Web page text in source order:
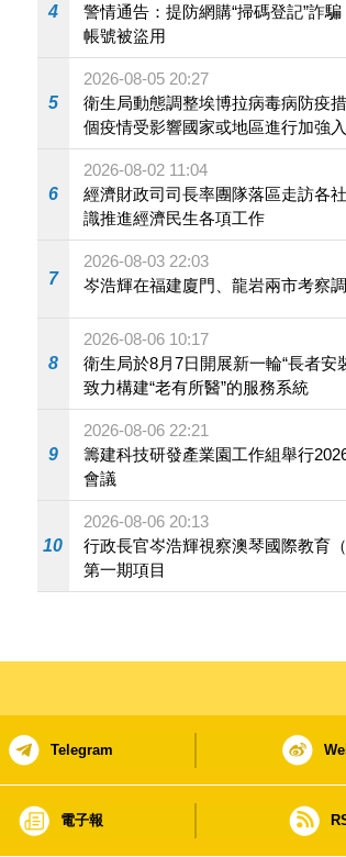
4
警情通告：提防網購“掃碼登記”詐
帳號被盜用
5
2026-08-05 20:27
衛生局動態調整埃博拉病毒病防疫
個疫情受影響國家或地區進行加強
施
6
2026-08-02 11:04
經濟財政司司長率團隊落區走訪各
識推進經濟民生各項工作
7
2026-08-03 22:03
岑浩輝在福建廈門、龍岩兩市考察
8
2026-08-06 10:17
衛生局於8月7日開展新一輪“長者安
致力構建“老有所醫”的服務系統
9
2026-08-06 22:21
籌建科技研發產業園工作組舉行
會議
10
2026-08-06 20:13
行政長官岑浩輝視察澳琴國際教育
第一期項目
Telegram
電子報